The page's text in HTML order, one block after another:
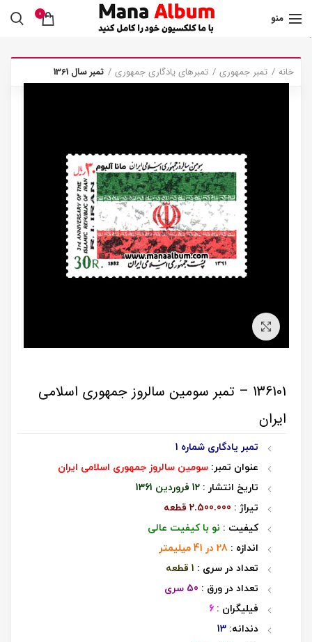
منو 0
.
خانه تمبر جمهوری تمبرهای یادگاری جمهوری تمبر سال 1361
136101 – تمبر سومین سالروز جمهوری اسلامی
ایران
تمبر یادگاری شماره 1
عنوان تمبر: سومین سالروز جمهوری اسلامی ایران
تاریخ انتشار : 12 فروردین 1361
تیراژ : 2.500.000 قطعه
کیفیت : نو با کیفیت عالی
اندازه : 28 در 41 میلیمتر
تعداد در سری : 1 قطعه
تعداد در ورق : 50 سری
فیلیگران : 6
دندانه: 13